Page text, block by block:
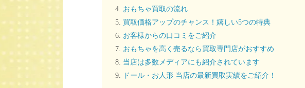
おもちゃ買取の流れ
買取価格アップのチャンス！嬉しい5つの特典
お客様からの口コミをご紹介
おもちゃを高く売るなら買取専門店がおすすめ
当店は多数メディアにも紹介されています
ドール・お人形 当店の最新買取実績をご紹介！